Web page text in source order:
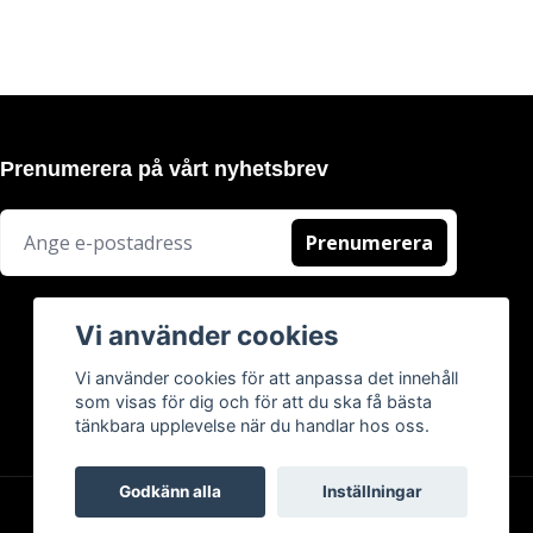
Prenumerera på vårt nyhetsbrev
Prenumerera
Vi använder cookies
Vi använder cookies för att anpassa det innehåll
som visas för dig och för att du ska få bästa
tänkbara upplevelse när du handlar hos oss.
Godkänn alla Inställningar